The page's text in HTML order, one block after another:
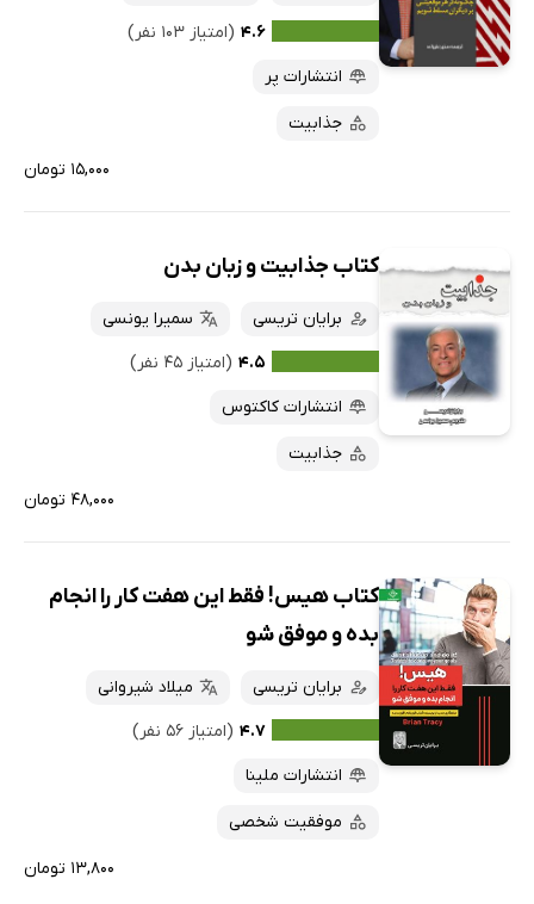
۴.۶ (امتیاز ۱۰۳ نفر)
انتشارات پر
جذابیت
۱۵,۰۰۰ تومان
کتاب جذابیت و زبان بدن
برایان تریسی
سمیرا یونسی
۴.۵ (امتیاز ۴۵ نفر)
انتشارات کاکتوس
جذابیت
۴۸,۰۰۰ تومان
کتاب هیس! فقط این هفت کار را انجام
بده و موفق شو
برایان تریسی
میلاد شیروانی
۴.۷ (امتیاز ۵۶ نفر)
انتشارات ملینا
موفقیت شخصی
۱۳,۸۰۰ تومان